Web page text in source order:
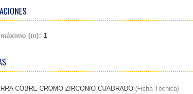
(m): 1
COBRE CROMO ZIRCONIO CUADRADO (Ficha Técnica)